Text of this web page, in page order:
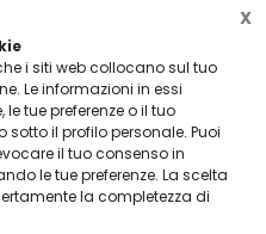
i siti web collocano sul tuo
Le informazioni in essi
tue preferenze o il tuo
il profilo personale. Puoi
il tuo consenso in
le tue preferenze. La scelta
la completezza di
X
rimanere scottati
sulle saldature